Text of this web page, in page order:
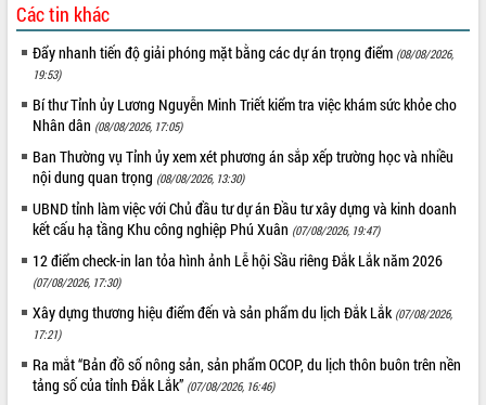
Các tin khác
Đẩy nhanh tiến độ giải phóng mặt bằng các dự án trọng điểm (08/08/2026,
19:53)
Bí thư Tỉnh ủy Lương Nguyễn Minh Triết kiểm tra việc khám sức khỏe cho
Nhân dân (08/08/2026, 17:05)
Ban Thường vụ Tỉnh ủy xem xét phương án sắp xếp trường học và nhiều
nội dung quan trọng (08/08/2026, 13:30)
UBND tỉnh làm việc với Chủ đầu tư dự án Đầu tư xây dựng và kinh doanh
kết cấu hạ tầng Khu công nghiệp Phú Xuân (07/08/2026, 19:47)
12 điểm check-in lan tỏa hình ảnh Lễ hội Sầu riêng Đắk Lắk năm 2026
(07/08/2026, 17:30)
Xây dựng thương hiệu điểm đến và sản phẩm du lịch Đắk Lắk (07/08/2026,
17:21)
Ra mắt “Bản đồ số nông sản, sản phẩm OCOP, du lịch thôn buôn trên nền
tảng số của tỉnh Đắk Lắk” (07/08/2026, 16:46)